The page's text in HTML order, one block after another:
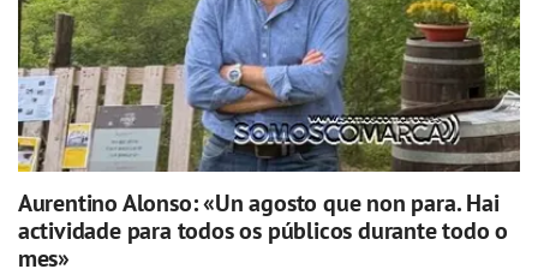
Aurentino Alonso: «Un agosto que non para. Hai
actividade para todos os públicos durante todo o
mes»